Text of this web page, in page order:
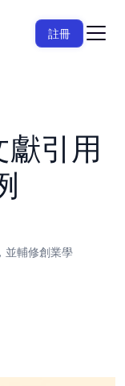
註冊
引用
並輔修創業學